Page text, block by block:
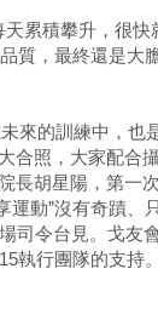
累積攀升，很快
質，最終還是大
來的訓練中，
照，大家配合
長胡星陽，第一
動”沒有奇蹟
司令台見。戈友
執行團隊的支持。